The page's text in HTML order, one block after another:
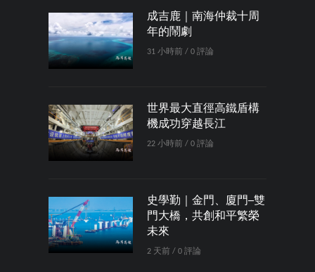
成吉鹿｜南海仲裁十周
年的鬧劇
31 小時前 / 0 評論
世界最大直徑高鐵盾構
機成功穿越長江
22 小時前 / 0 評論
史學勤｜金門、廈門─雙
門大橋，共創和平繁榮
未來
2 天前 / 0 評論